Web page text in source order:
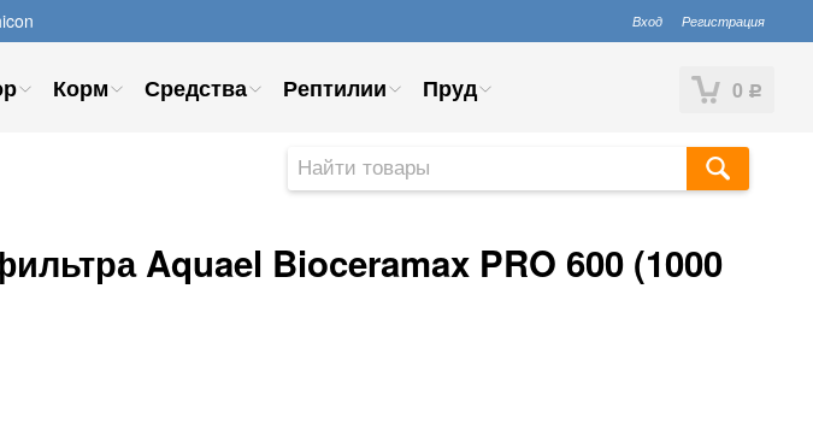
Вход Регистрация
0 Р
Корм Средства Рептилии Пруд
Aquael Bioceramax PRO 600 (1000